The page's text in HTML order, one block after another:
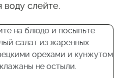
воду слейте.